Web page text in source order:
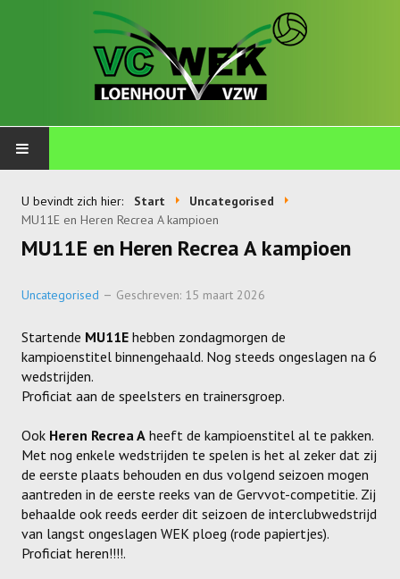
Jongens U11-A
Jongens U11-B
Jongens U11-C
Meisjes U11 E
Meisjes U13-A
Meisjes U13-B
Meisjes U13-C
U bevindt zich hier: Start
Uncategorised
MU11E en Heren Recrea A kampioen
MU11E en Heren Recrea A kampioen
Uncategorised Geschreven: 15 maart 2026
Startende MU11E hebben zondagmorgen de
kampioenstitel binnengehaald. Nog steeds ongeslagen na 6
wedstrijden.
Proficiat aan de speelsters en trainersgroep.
Ook Heren Recrea A heeft de kampioenstitel al te pakken.
Met nog enkele wedstrijden te spelen is het al zeker dat zij
de eerste plaats behouden en dus volgend seizoen mogen
aantreden in de eerste reeks van de Gervvot-competitie. Zij
behaalde ook reeds eerder dit seizoen de interclubwedstrijd
van langst ongeslagen WEK ploeg (rode papiertjes).
Proficiat heren!!!!.